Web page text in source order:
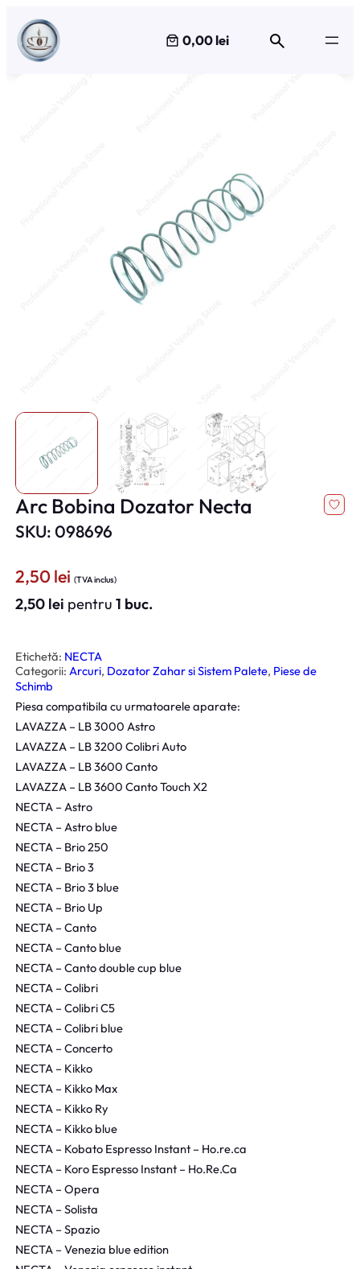
Sari
conținut
0,00 lei
Arc Bobina Dozator Necta
SKU: 098696
2,50lei (TVA inclus)
2,50 lei pentru1 buc.
Etichetă: NECTA
Categorii:Arcuri, Dozator Zahar si Sistem Palete, Piese de
Schimb
Piesa compatibila cu urmatoarele aparate:
LAVAZZA – LB 3000 Astro
LAVAZZA – LB 3200 Colibri Auto
LAVAZZA – LB 3600 Canto
LAVAZZA – LB 3600 Canto Touch X2
NECTA – Astro
NECTA – Astro blue
NECTA – Brio 250
NECTA – Brio 3
NECTA – Brio 3 blue
NECTA – Brio Up
NECTA – Canto
NECTA – Canto blue
NECTA – Canto double cup blue
NECTA – Colibri
NECTA – Colibri C5
NECTA – Colibri blue
NECTA – Concerto
NECTA – Kikko
NECTA – Kikko Max
NECTA – Kikko Ry
NECTA – Kikko blue
NECTA – Kobato Espresso Instant – Ho.re.ca
NECTA – Koro Espresso Instant – Ho.Re.Ca
NECTA – Opera
NECTA – Solista
NECTA – Spazio
NECTA – Venezia blue edition